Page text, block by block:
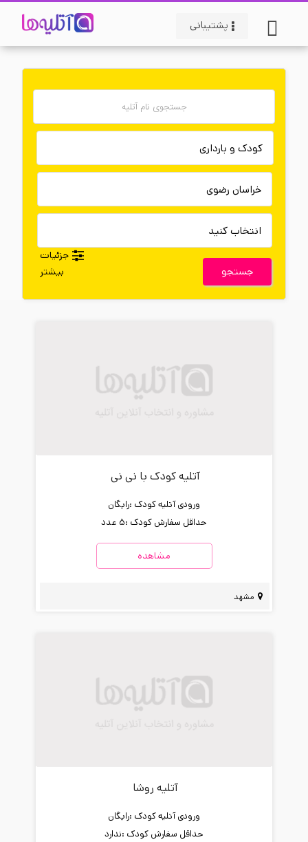
پشتیبانی
جستجو
جزئیات
بیشتر
آتلیه کودک با نی نی
ورودی آتلیه کودک :رایگان
حداقل سفارش کودک :5 عدد
مشاهده
مشهد
آتلیه روشا
ورودی آتلیه کودک :رایگان
حداقل سفارش کودک :ندارد